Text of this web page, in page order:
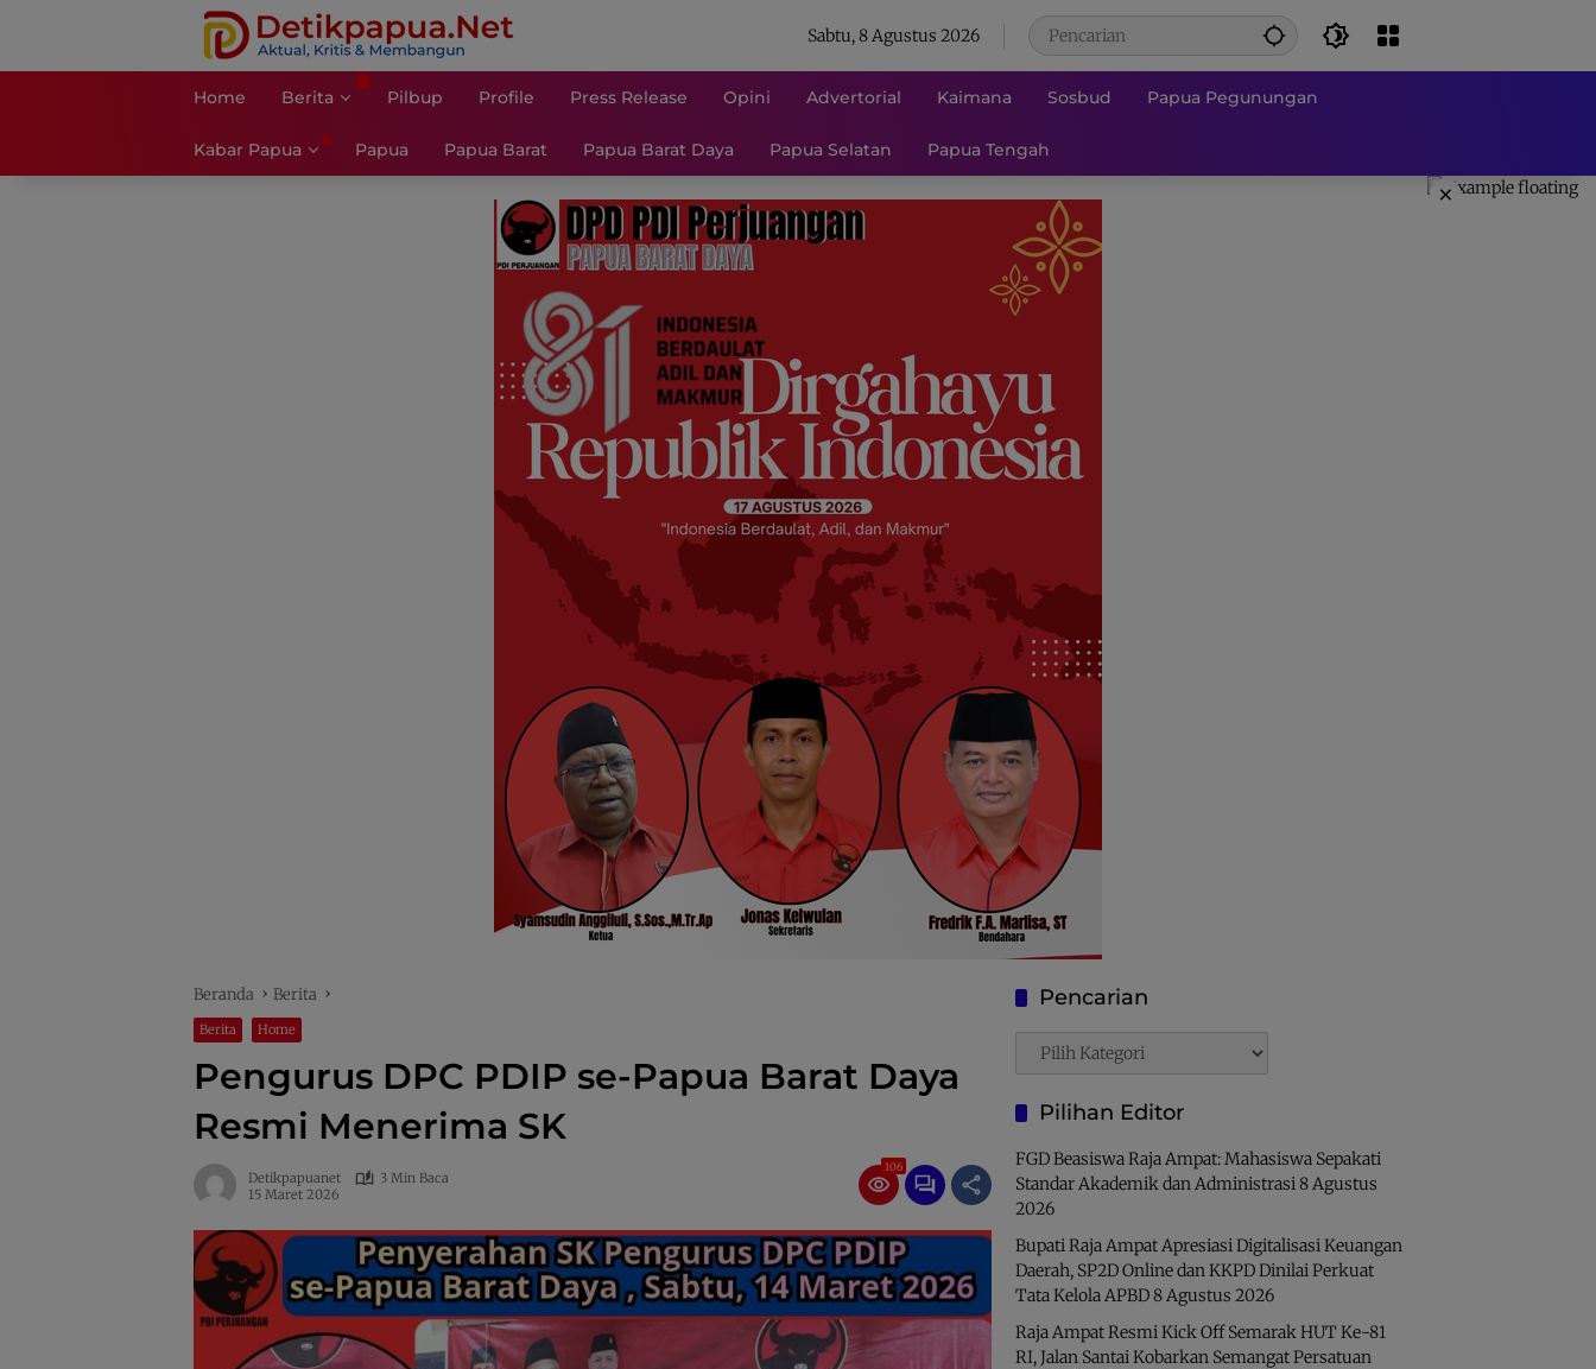
Sabtu, 8 Agustus 2026
Home Berita Pilbup Profile Press Release Opini Advertorial Kaimana Sosbud Papua Pegunungan
Kabar Papua Papua Papua Barat Papua Barat Daya Papua Selatan Papua Tengah
×
Beranda Berita
Berita Home
Pengurus DPC PDIP se-Papua Barat Daya
Resmi Menerima SK
Detikpapuanet
3 Min Baca
15 Maret 2026
106
Pencarian
Pencarian
Pilihan Editor
FGD Beasiswa Raja Ampat: Mahasiswa Sepakati
Standar Akademik dan Administrasi8 Agustus
2026
Bupati Raja Ampat Apresiasi Digitalisasi Keuangan
Daerah, SP2D Online dan KKPD Dinilai Perkuat
Tata Kelola APBD8 Agustus 2026
Raja Ampat Resmi Kick Off Semarak HUT Ke-81
RI, Jalan Santai Kobarkan Semangat Persatuan